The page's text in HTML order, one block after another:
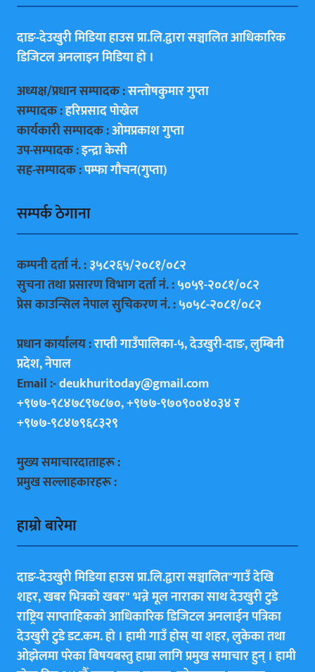
दाङ-देउखुरी मिडिया हाउस प्रा.लि.द्वारा सञ्चालित आधिकारिक
डिजिटल अनलाइन मिडिया हाे ।
अध्यक्ष/प्रधान सम्पादक :सन्ताेषकुमार गुप्ता
सम्पादक :हरिप्रसाद पाेख्रेल
कार्यकारी सम्पादक :ओमप्रकाश गुप्ता
उप-सम्पादक :इन्द्रा केसी
सह-सम्पादक :पम्फा गाैचन(गुप्ता)
सम्पर्क ठेगाना
कम्पनी दर्ता नं. :३५८२६५/२०८१/०८२
सुचना तथा प्रसारण विभाग दर्ता नं. :५०५९-२०८१/०८२
प्रेस काउन्सिल नेपाल सुचिकरण नं. :५०५८-२०८१/०८२
प्रधान कार्यालय :राप्ती गाउँपालिका-५, देउखुरी-दाङ, लुम्बिनी
प्रदेश, नेपाल
Email :-deukhuritoday@gmail.com
+९७७-९८४७८९७८७०, +९७७-९७०९००४०३४ र
+९७७-९८४७९६८३२९
मुख्य समाचारदाताहरू :
प्रमुख सल्लाहकारहरू :
हाम्राे बारेमा
दाङ-देउखुरी मिडिया हाउस प्रा.लि.द्वारा सञ्चालित"गाउँ देखि
शहर, खबर भित्रकाे खबर" भन्ने मूल नाराका साथ देउखुरी टुडे
राष्ट्रिय साप्ताहिककाे आधिकारिक डिजिटल अनलाईन पत्रिका
देउखुरी टुडे डट.कम. हाे । हामी गाउँ हाेस् या शहर, लुकेका तथा
ओझेलमा परेका बिषयबस्तु हाम्रा लागि प्रमुख समाचार हुन् । हामी